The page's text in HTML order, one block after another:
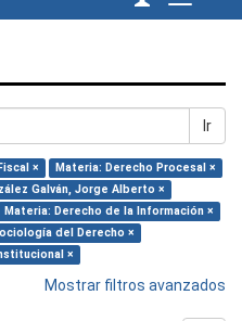
Ir
×
Materia: Derecho Procesal ×
Galván, Jorge Alberto ×
Materia: Derecho de la Información ×
del Derecho ×
×
Mostrar filtros avanzados